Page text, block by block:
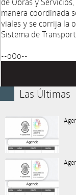
manera coordinada
viales y se corrija la
Sistema de
--o0o--
Las Últimas